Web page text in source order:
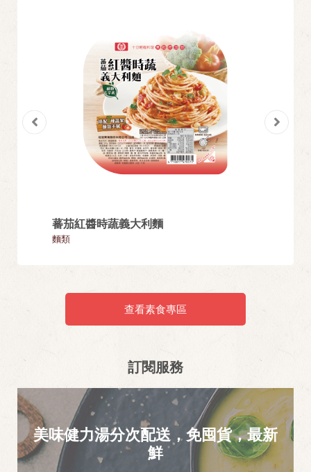
蕃茄紅醬時蔬義大利麵
麵類
查看素食專區
訂閱服務
美味健力湯分次配送，免囤貨，最新
鮮